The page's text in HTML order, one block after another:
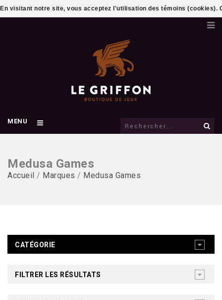
MENU
Medusa Games
Accueil / Marques / Medusa Games
CATÉGORIE
FILTRER LES RÉSULTATS
En visitant notre site, vous acceptez l'utilisation des témoins